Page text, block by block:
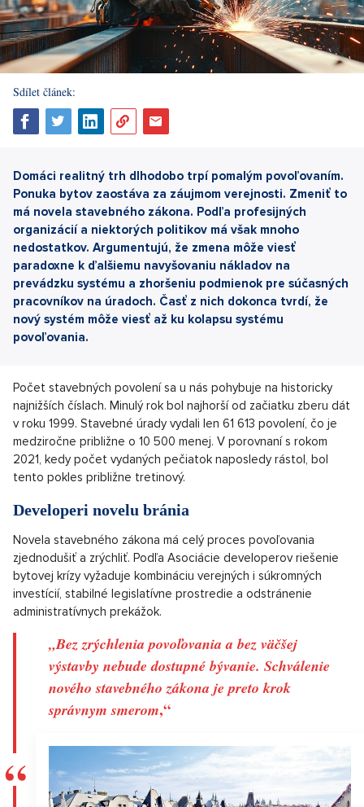
Sdílet článek:
Domáci realitný trh dlhodobo trpí pomalým povoľovaním.
Ponuka bytov zaostáva za záujmom verejnosti. Zmeniť to
má novela stavebného zákona. Podľa profesijných
organizácií a niektorých politikov má však mnoho
nedostatkov. Argumentujú, že zmena môže viesť
paradoxne k ďalšiemu navyšovaniu nákladov na
prevádzku systému a zhoršeniu podmienok pre súčasných
pracovníkov na úradoch. Časť z nich dokonca tvrdí, že
nový systém môže viesť až ku kolapsu systému
povoľovania.
Počet stavebných povolení sa u nás pohybuje na historicky
najnižších číslach. Minulý rok bol najhorší od začiatku zberu dát
v roku 1999. Stavebné úrady vydali len 61 613 povolení, čo je
medziročne približne o 10 500 menej. V porovnaní s rokom
2021, kedy počet vydaných pečiatok naposledy rástol, bol
tento pokles približne tretinový.
Developeri novelu bránia
Novela stavebného zákona má celý proces povoľovania
zjednodušiť a zrýchliť. Podľa Asociácie developerov riešenie
bytovej krízy vyžaduje kombináciu verejných i súkromných
investícií, stabilné legislatívne prostredie a odstránenie
administratívnych prekážok.
„Bez zrýchlenia povoľovania a bez väčšej
výstavby nebude dostupné bývanie. Schválenie
nového stavebného zákona je preto krok
správnym smerom,“